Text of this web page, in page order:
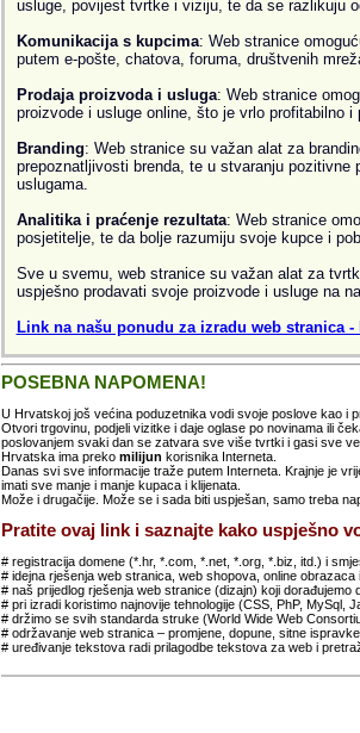
usluge, povijest tvrtke i viziju, te da se razlikuju
Komunikacija s kupcima: Web stranice
putem e-pošte, chatova, foruma, društvenih
Prodaja proizvoda i usluga: Web stranice
proizvode i usluge online, što je vrlo profitabilno i
Branding: Web stranice su važan alat za
prepoznatljivosti brenda, te u stvaranju
uslugama.
Analitika i praćenje rezultata: Web stranice
posjetitelje, te da bolje razumiju svoje kupce i
Sve u svemu, web stranice su važan alat za
uspješno prodavati svoje proizvode i usluge na
Link na našu ponudu za izradu web stranica -
POSEBNA NAPOMENA!
U Hrvatskoj još većina poduzetnika vodi svoje poslove kao i
Otvori trgovinu, podjeli vizitke i daje oglase po novinama ili
poslovanjem svaki dan se zatvara sve više tvrtki i gasi sve
Hrvatska ima preko milijun korisnika Interneta.
Danas svi sve informacije traže putem Interneta. Krajnje je
imati sve manje i manje kupaca i klijenata.
Može i drugačije. Može se i sada biti uspješan, samo treba
Pratite ovaj link i saznajte kako uspješno
# registracija domene (*.hr, *.com, *.net, *.org, *.biz, itd.) i
# idejna rješenja web stranica, web shopova, online obrazaca
# naš prijedlog rješenja web stranice (dizajn) koji dorađujemo
# pri izradi koristimo najnovije tehnologije (CSS, PhP, MySql,
# držimo se svih standarda struke (World Wide Web
# održavanje web stranica – promjene, dopune, sitne
# uređivanje tekstova radi prilagodbe tekstova za web i